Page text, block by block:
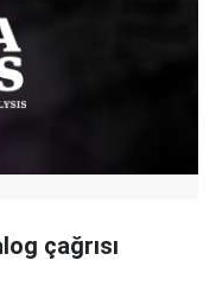
çağrısı